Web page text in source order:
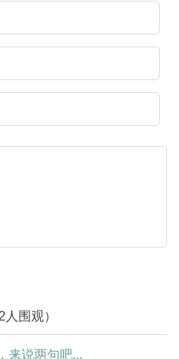
围观）
来说两句吧...